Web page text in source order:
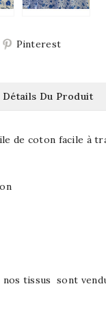
Pinterest
Détails Du Produit
de coton facile à
tissus sont